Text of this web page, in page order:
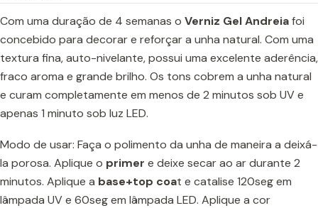
Com uma duração de 4 semanas o Verniz Gel Andreiafoi
concebido para decorar e reforçar a unha natural. Com uma
textura fina, auto-nivelante, possui uma excelente aderência,
fraco aroma e grande brilho. Os tons cobrem a unha natural
e curam completamente em menos de 2 minutos sob UV e
apenas 1 minuto sob luz LED.
Modo de usar: Faça o polimento da unha de maneira a deixá-
la porosa. Aplique o primer e deixe secar ao ar durante 2
minutos. Aplique a base+top coat e catalise 120seg em
lâmpada UV e 60seg em lâmpada LED. Aplique a cor